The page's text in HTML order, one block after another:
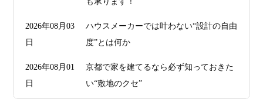
2026年08月03
日
ハウスメーカーでは叶わない“設計の自由
度”とは何か
2026年08月01
日
京都で家を建てるなら必ず知っておきた
い“敷地のクセ”